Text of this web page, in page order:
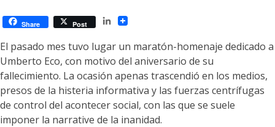
Share Post
LinkedIn
El pasado mes tuvo lugar un maratón-homenaje dedicado a
Umberto Eco, con motivo del aniversario de su
fallecimiento. La ocasión apenas trascendió en los medios,
presos de la histeria informativa y las fuerzas centrífugas
de control del acontecer social, con las que se suele
imponer la narrative de la inanidad.